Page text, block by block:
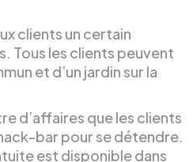
clients un certain
Tous les clients peuvent
et d’un jardin sur la
d’affaires que les clients
bar pour se détendre.
est disponible dans